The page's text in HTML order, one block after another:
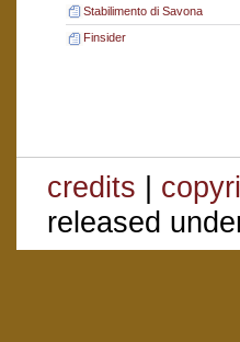
Stabilimento di Savona
Finsider
credits |
released